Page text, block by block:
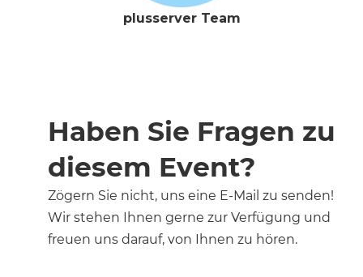
plusserver Team
Haben Sie Fragen zu
diesem Event?
Zögern Sie nicht, uns eine E-Mail zu senden!
Wir stehen Ihnen gerne zur Verfügung und
freuen uns darauf, von Ihnen zu hören.